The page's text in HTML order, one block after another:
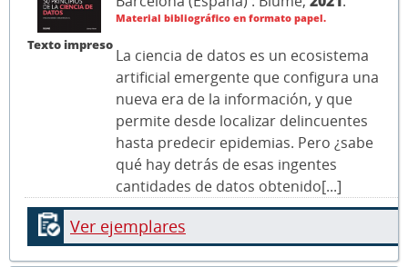
Texto impreso
Material bibliográfico en formato papel.
La ciencia de datos es un ecosistema
artificial emergente que configura una
nueva era de la información, y que
permite desde localizar delincuentes
hasta predecir epidemias. Pero ¿sabe
qué hay detrás de esas ingentes
cantidades de datos obtenido[...]
Ver ejemplares